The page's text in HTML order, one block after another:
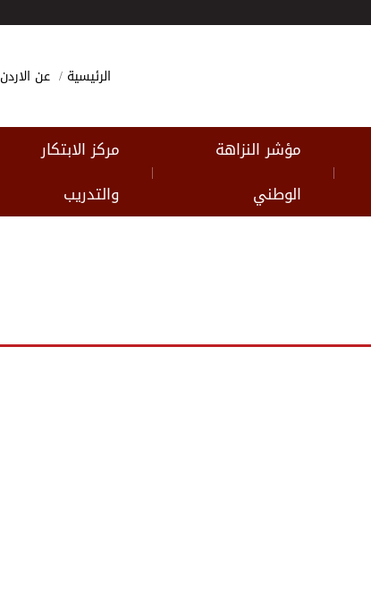
الرئيسية عن الاردن
|
مؤشر النزاهة
الوطني
|
مركز الابتكار
والتدريب